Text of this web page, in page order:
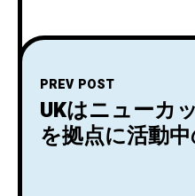
PREV POST
UKはニューカ
を拠点に活動